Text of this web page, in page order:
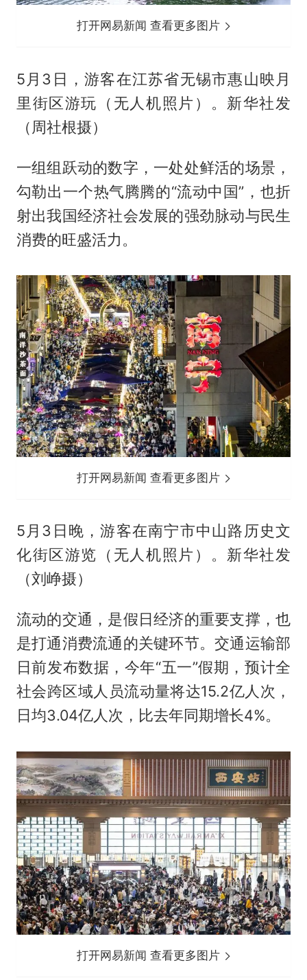
打开网易新闻 查看更多图片
5月3日，游客在江苏省无锡市惠山映月
里街区游玩（无人机照片）。新华社发
（周社根摄）
一组组跃动的数字，一处处鲜活的场景，
勾勒出一个热气腾腾的“流动中国”，也折
射出我国经济社会发展的强劲脉动与民生
消费的旺盛活力。
打开网易新闻 查看更多图片
5月3日晚，游客在南宁市中山路历史文
化街区游览（无人机照片）。新华社发
（刘峥摄）
流动的交通，是假日经济的重要支撑，也
是打通消费流通的关键环节。交通运输部
日前发布数据，今年“五一”假期，预计全
社会跨区域人员流动量将达15.2亿人次，
日均3.04亿人次，比去年同期增长4%。
打开网易新闻 查看更多图片